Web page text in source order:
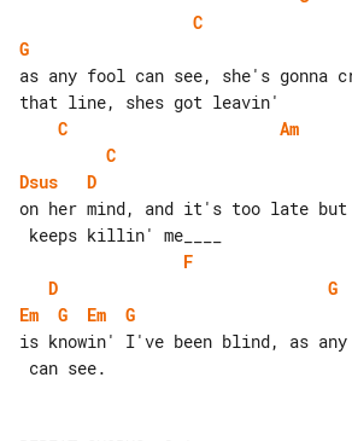
C
G
as any fool can see, she's gonna
C
Am
C
Dsus
D
on her mind, and it's too late but
F
D
G
Em
G Em
G
is knowin' I've been blind, as